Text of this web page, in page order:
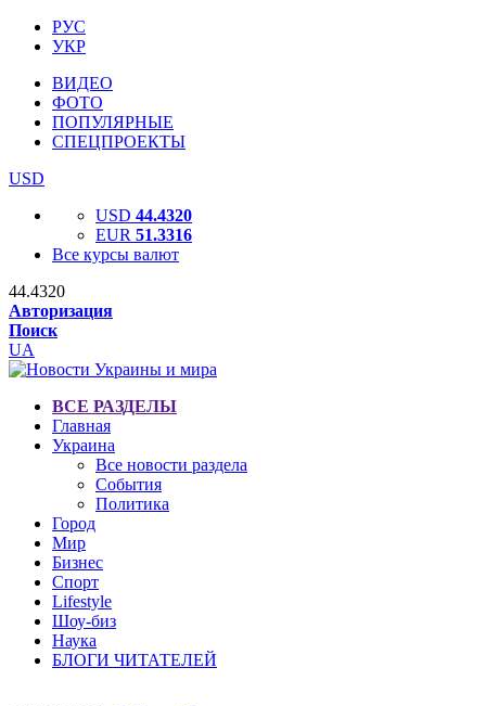
РУС
УКР
ВИДЕО
ФОТО
ПОПУЛЯРНЫЕ
СПЕЦПРОЕКТЫ
USD
USD 44.4320
EUR 51.3316
Все курсы валют
44.4320
Авторизация
Поиск
UA
ВСЕ РАЗДЕЛЫ
Главная
Украина
Все новости раздела
События
Политика
Город
Мир
Бизнес
Спорт
Lifestyle
Шоу-биз
Наука
БЛОГИ ЧИТАТЕЛЕЙ